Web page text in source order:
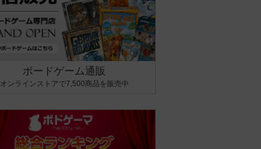
ボードゲーム通販
オンラインストアで7,500商品を販売中